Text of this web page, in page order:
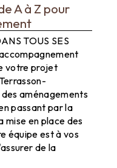
A à Z pour
TOUS SES
votre projet
aménagements
passant par la
mise en place des
équipe est à vos
de la